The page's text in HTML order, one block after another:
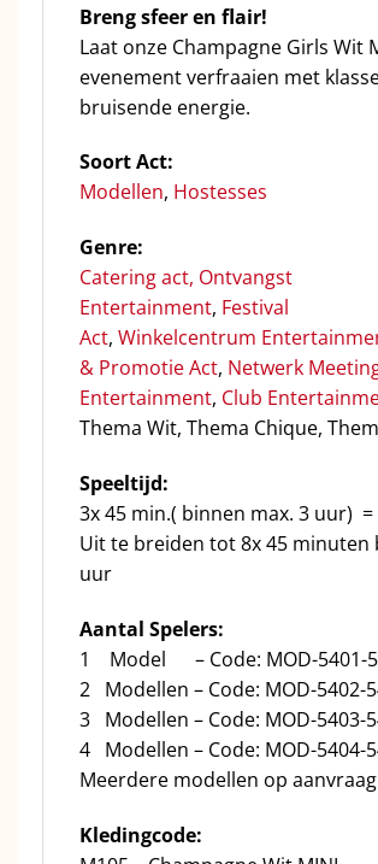
Breng sfeer en flair!
Laat onze Champagne Girls Wit
evenement verfraaien met
bruisende energie.
Soort Act:
Modellen, Hostesses
Genre:
Catering act, Ontvangst
Entertainment, Festival
Act, Winkelcentrum
& Promotie Act, Netwerk
Entertainment, Club
Thema Wit, Thema Chique,
Speeltijd:
3x 45 min.( binnen max. 3 uur) =
Uit te breiden tot 8x 45 minuten
uur
Aantal Spelers:
1 Model – Code: MOD-5401-
2 Modellen – Code: MOD-5402-
3 Modellen – Code: MOD-5403-
4 Modellen – Code: MOD-5404-
Meerdere modellen op aanvraag
Kledingcode: